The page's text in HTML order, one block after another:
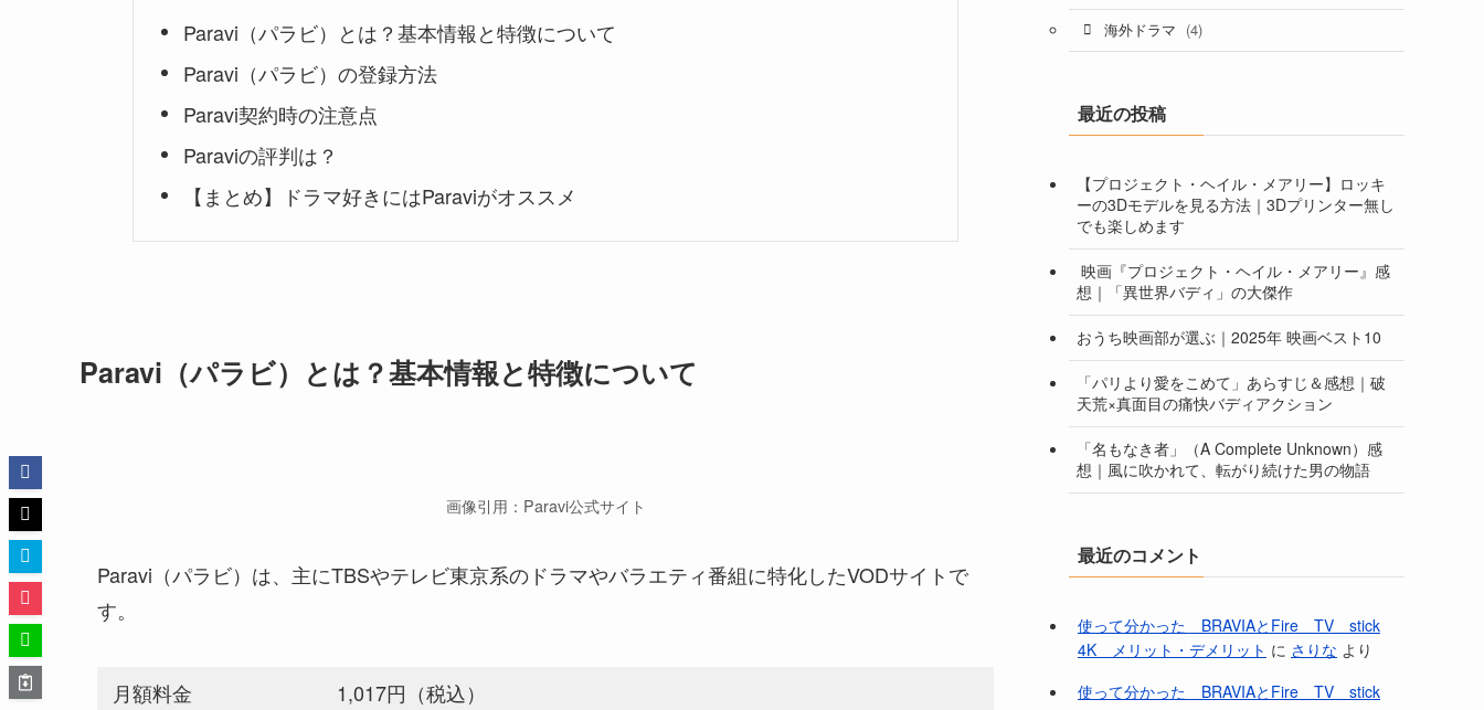
Paravi（パラビ）とは？基本情報と特徴について
Paravi（パラビ）の登録方法
Paravi契約時の注意点
Paraviの評判は？
【まとめ】ドラマ好きにはParaviがオススメ
Paravi（パラビ）とは？基本情報と特徴について
画像引用：Paravi公式サイト
Paravi（パラビ）は、主にTBSやテレビ東京系のドラマやバラエティ番組に特化したVODサイトで
す。
月額料金
1,017円（税込）
海外ドラマ (4)
最近の投稿
【プロジェクト・ヘイル・メアリー】ロッキ
ーの3Dモデルを見る方法｜3Dプリンター無し
でも楽しめます
映画『プロジェクト・ヘイル・メアリー』感
想｜「異世界バディ」の大傑作
おうち映画部が選ぶ｜2025年 映画ベスト10
「パリより愛をこめて」あらすじ＆感想｜破
天荒×真面目の痛快バディアクション
「名もなき者」（A Complete Unknown）感
想｜風に吹かれて、転がり続けた男の物語
最近のコメント
使って分かった BRAVIAとFire TV stick
4K メリット・デメリット に さりな より
使って分かった BRAVIAとFire TV stick